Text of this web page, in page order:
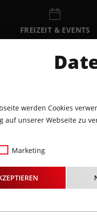
FREIZEIT & EVENTS
EVENTKALENDER
5.
werden Cookies
auf unserer Webseite zu
Marketing